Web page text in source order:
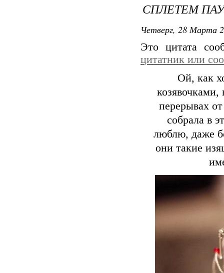
СПЛЕТЕМ
Четверг, 28 Марта
Это цитата
цитатник или
Ой, как
перерывах
собрала в
люблю, даже
они такие